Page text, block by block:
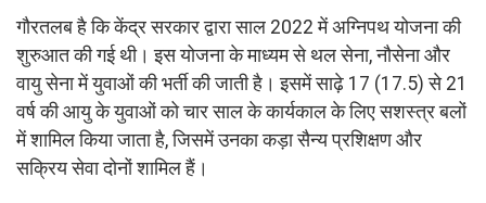
गौरतलब है कि केंद्र सरकार द्वारा साल 2022 में अग्निपथ योजना की
शुरुआत की गई थी। इस योजना के माध्यम से थल सेना, नौसेना और
वायु सेना में युवाओं की भर्ती की जाती है। इसमें साढ़े 17 (17.5) से 21
वर्ष की आयु के युवाओं को चार साल के कार्यकाल के लिए सशस्त्र बलों
में शामिल किया जाता है, जिसमें उनका कड़ा सैन्य प्रशिक्षण और
सक्रिय सेवा दोनों शामिल हैं।